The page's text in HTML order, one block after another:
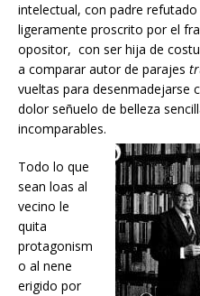
intelectual, con padre
ligeramente proscrito por el
opositor, con ser hija de
a comparar autor de parajes
vueltas para desenmadejarse
dolor señuelo de belleza
incomparables.
Todo lo que
sean loas al
vecino le
quita
protagonism
o al nene
erigido por